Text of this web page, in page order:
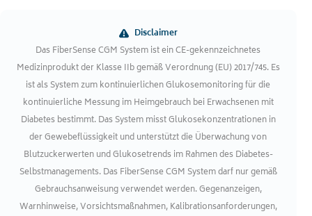
Disclaimer
Das FiberSense CGM System ist ein CE-gekennzeichnetes
Medizinprodukt der Klasse IIb gemäß Verordnung (EU) 2017/745. Es
ist als System zum kontinuierlichen Glukosemonitoring für die
kontinuierliche Messung im Heimgebrauch bei Erwachsenen mit
Diabetes bestimmt. Das System misst Glukosekonzentrationen in
der Gewebeflüssigkeit und unterstützt die Überwachung von
Blutzuckerwerten und Glukosetrends im Rahmen des Diabetes-
Selbstmanagements. Das FiberSense CGM System darf nur gemäß
Gebrauchsanweisung verwendet werden. Gegenanzeigen,
Warnhinweise, Vorsichtsmaßnahmen, Kalibrationsanforderungen,